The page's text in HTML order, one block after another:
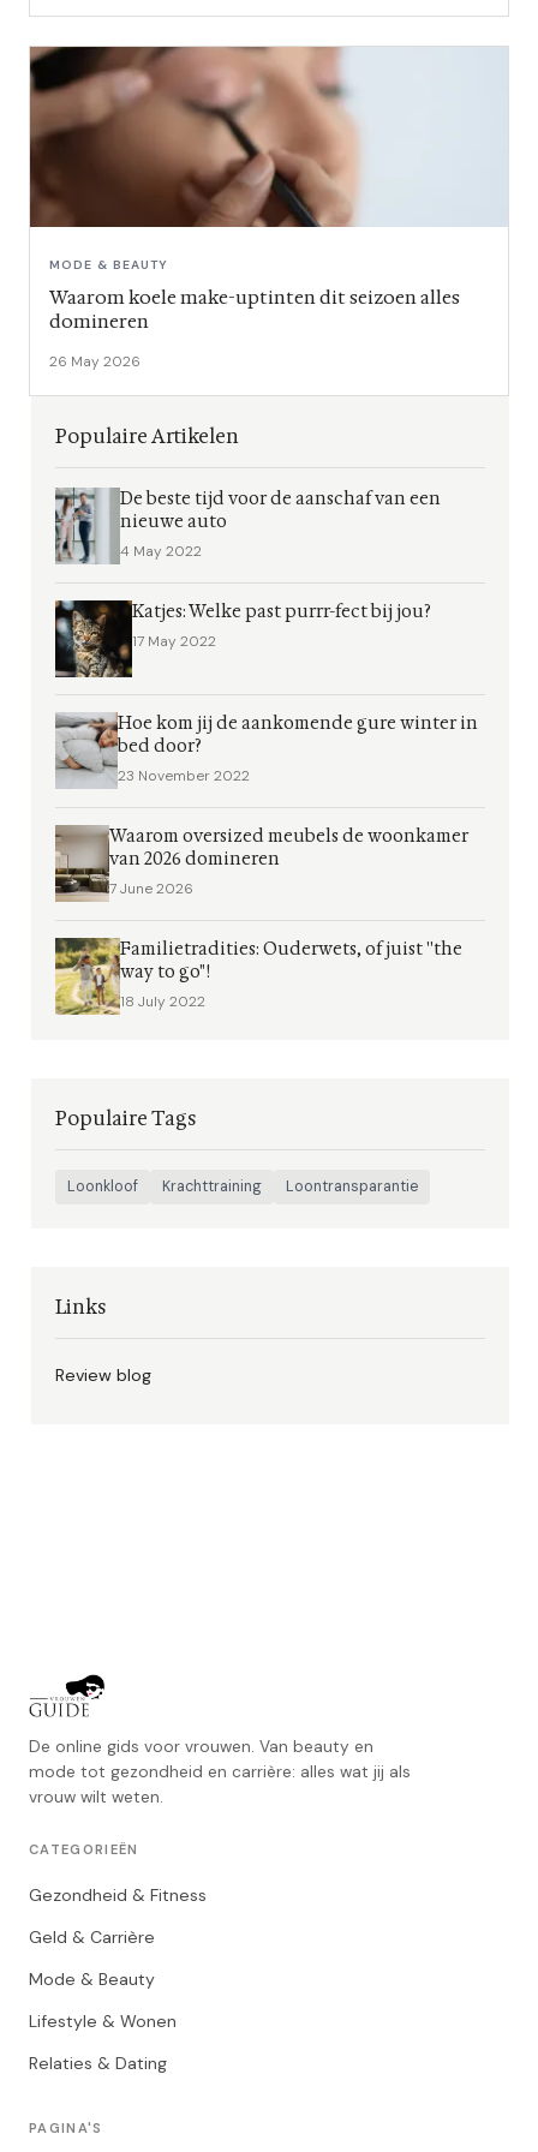
MODE & BEAUTY
Waarom koele make-uptinten dit seizoen alles
domineren
26 May 2026
Populaire Artikelen
De beste tijd voor de aanschaf van een
nieuwe auto
4 May 2022
Katjes: Welke past purrr-fect bij jou?
17 May 2022
Hoe kom jij de aankomende gure winter in
bed door?
23 November 2022
Waarom oversized meubels de woonkamer
van 2026 domineren
7 June 2026
Familietradities: Ouderwets, of juist ''the
way to go"!
18 July 2022
Populaire Tags
Loonkloof Krachttraining Loontransparantie
Links
Review blog
De online gids voor vrouwen. Van beauty en
mode tot gezondheid en carrière: alles wat jij als
vrouw wilt weten.
CATEGORIEËN
Gezondheid & Fitness
Geld & Carrière
Mode & Beauty
Lifestyle & Wonen
Relaties & Dating
PAGINA'S